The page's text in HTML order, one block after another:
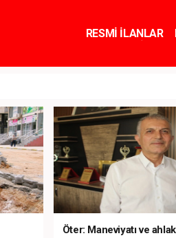
RESMİ İLANLAR
Öter: Maneviyatı ve